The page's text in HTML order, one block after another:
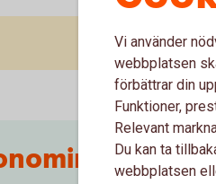
själv
Vi använder
webbplatsen
förbättrar din
Funktioner,
Relevant
Du kan ta
webbplatsen